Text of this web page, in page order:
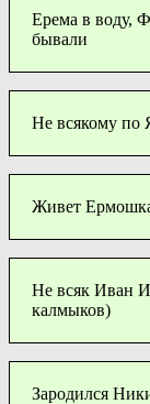
Ерема в воду,
бывали
Не всякому по
Живет
Не всяк Иван
калмыков)
Зародился